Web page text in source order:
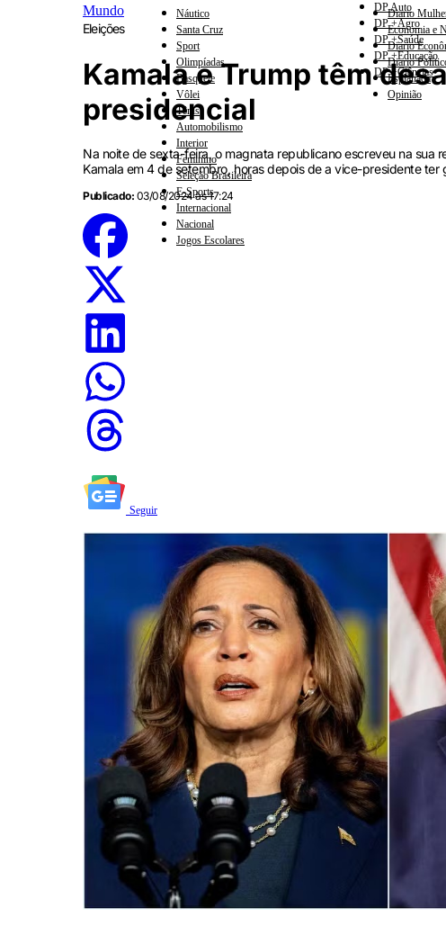
Náutico
Santa Cruz
Sport
Olimpíadas
Basquete
Vôlei
Tênis
Automobilismo
Interior
Feminino
Seleção Brasileira
E-Sports
Internacional
Nacional
Jogos Escolares
DP Auto
DP +Agro
DP +Saúde
DP +Educação
DP +Ciências
Diario
Economia e
Diario
Diario
Esplanada
Opinião
Mundo
Eleições
Kamala e Trump têm
presidencial
Na noite de sexta-feira, o magnata republicano escreveu na sua
Kamala em 4 de setembro, horas depois de a vice-presidente
Publicado: 03/08/2024 às 17:24
Seguir